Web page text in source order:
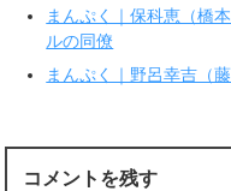
ま
す
)
い
ウ
ド
ウ
ま
)
まんぷく｜保科恵（橋
ルの同僚
まんぷく｜野呂幸吉（
コメントを残す